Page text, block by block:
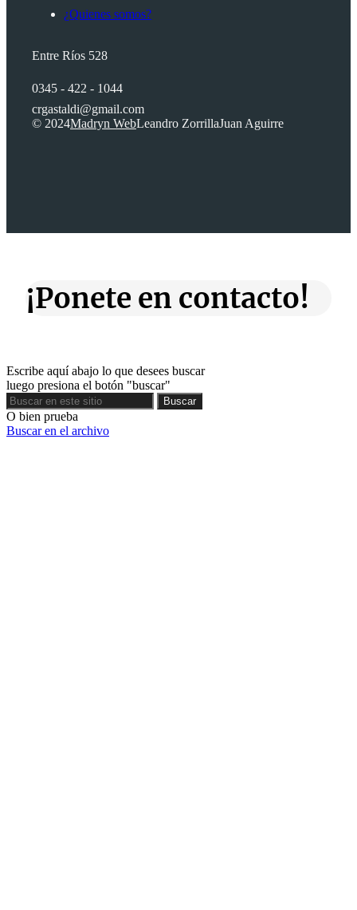
¿Quienes somos?
Entre Ríos 528
0345 - 422 - 1044
crgastaldi@gmail.com
© 2024Madryn WebLeandro ZorrillaJuan Aguirre
¡Ponete en contacto!
Escribe aquí abajo lo que desees buscar
luego presiona el botón "buscar"
Buscar
Buscar
O bien prueba
Buscar en el archivo